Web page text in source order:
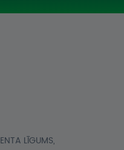
LĪGUMS,